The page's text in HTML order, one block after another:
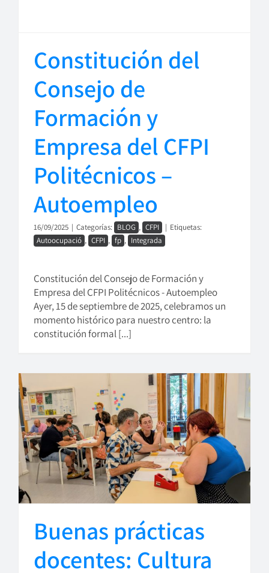
Constitución del
Consejo de
Formación y
Empresa del CFPI
Politécnicos –
Autoempleo
16/09/2025 | Categorías: BLOG , CFPI | Etiquetas:
Autoocupació , CFPI , fp , Integrada
Constitución del Consejo de Formación y
Empresa del CFPI Politécnicos - Autoempleo
Ayer, 15 de septiembre de 2025, celebramos un
momento histórico para nuestro centro: la
constitución formal [...]
Buenas prácticas
docentes: Cultura